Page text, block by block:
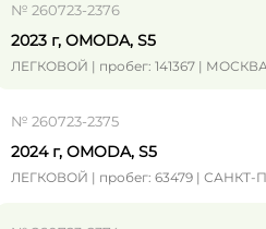
№ 260723-2376
2023 г, OMODA, S5
ЛЕГКОВОЙ | пробег: 141367 |
№ 260723-2375
2024 г, OMODA, S5
ЛЕГКОВОЙ | пробег: 63479 | САНКТ-